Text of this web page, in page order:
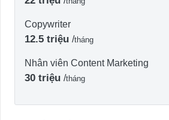
Copywriter
12.5 triệu /tháng
Nhân viên Content Marketing
30 triệu /tháng